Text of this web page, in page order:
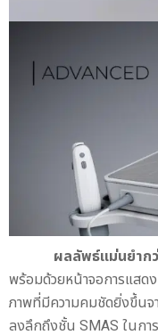
ผลลัพธ์แม่นยำก
พร้อมด้วยหน้าจอการแสด
ภาพที่มีความคมชัดยิ่งขึ้นจ
ลงลึกถึงชั้น SMAS ในกา